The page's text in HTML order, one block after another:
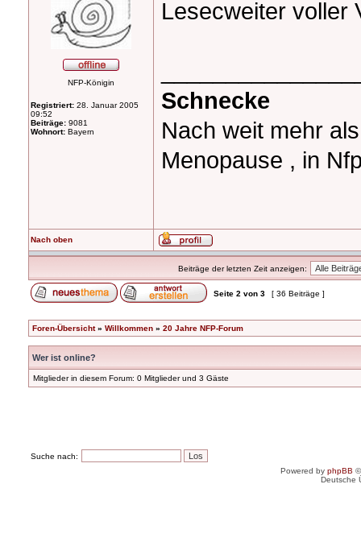
NFP-Königin
Registriert: 28. Januar 2005
09:52
Beiträge: 9081
Wohnort: Bayern
Lesecweiter voller
Schnecke
Nach weit mehr
Menopause , in
Nach oben
Beiträge der letzten Zeit anzeigen:
Seite 2 von 3 [ 36 Beiträge ]
Foren-Übersicht» Willkommen » 20 Jahre NFP-Forum
Wer ist online?
Mitglieder in diesem Forum: 0 Mitglieder und 3 Gäste
Suche nach:
Powered by phpBB
Deutsche